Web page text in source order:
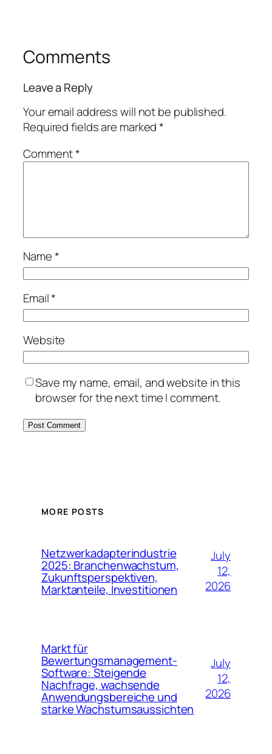
Comments
Leave a Reply
Your email address will not be published.
Required fields are marked*
Comment*
Name*
Email*
Website
Save my name, email, and website in this
browser for the next time I comment.
MORE POSTS
Netzwerkadapterindustrie
2025: Branchenwachstum,
Zukunftsperspektiven,
Marktanteile, Investitionen
July
12,
2026
Markt für
Bewertungsmanagement-
Software: Steigende
Nachfrage, wachsende
Anwendungsbereiche und
starke Wachstumsaussichten
July
12,
2026